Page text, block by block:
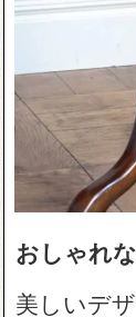
おしゃれ
美しいデ